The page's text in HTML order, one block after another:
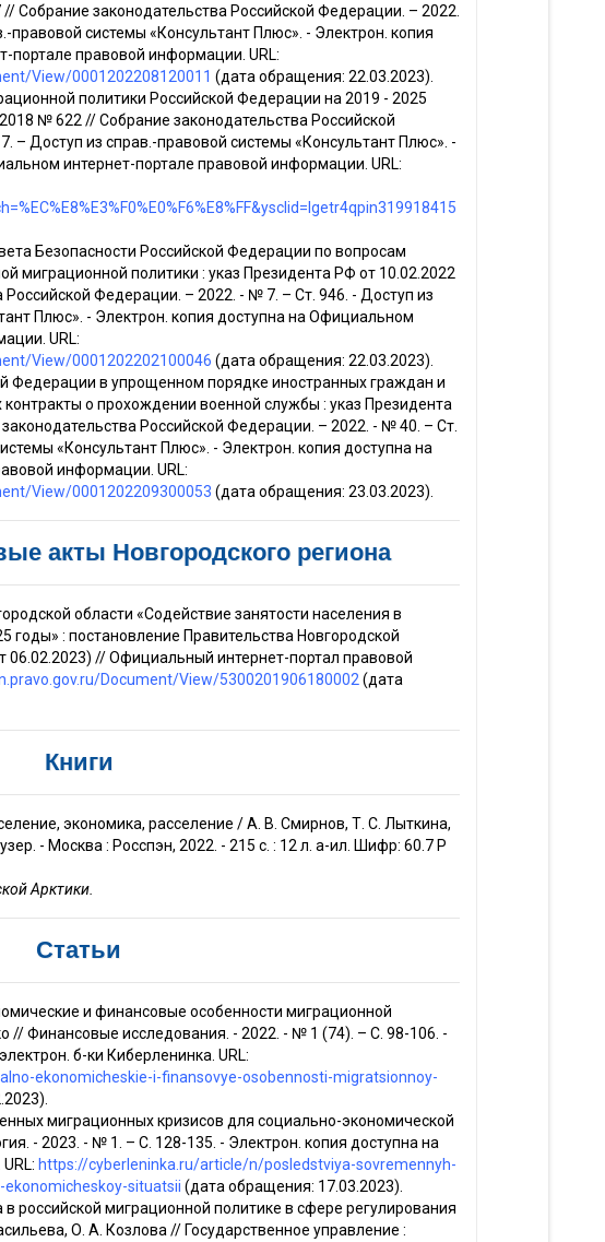
Собрание законодательства Российской Федерации. – 2022.
правовой системы «Консультант Плюс». - Электрон. копия
портале правовой информации. URL:
View/0001202208120011 (дата обращения: 22.03.2023).
политики Российской Федерации на 2019 - 2025
№ 622 // Собрание законодательства Российской
– Доступ из справ.-правовой системы «Консультант Плюс». -
интернет-портале правовой информации. URL:
Безопасности Российской Федерации по вопросам
миграционной политики : указ Президента РФ от 10.02.2022
Федерации. – 2022. - № 7. – Ст. 946. - Доступ из
Плюс». - Электрон. копия доступна на Официальном
URL:
View/0001202202100046 (дата обращения: 22.03.2023).
Федерации в упрощенном порядке иностранных граждан и
о прохождении военной службы : указ Президента
Российской Федерации. – 2022. - № 40. – Ст.
«Консультант Плюс». - Электрон. копия доступна на
информации. URL:
View/0001202209300053 (дата обращения: 23.03.2023).
акты Новгородского региона
области «Содействие занятости населения в
годы» : постановление Правительства Новгородской
06.02.2023) // Официальный интернет-портал правовой
Document/View/5300201906180002 (дата
Книги
экономика, расселение / А. В. Смирнов, Т. С. Лыткина,
- Москва : Росспэн, 2022. - 215 с. : 12 л. a-ил. Шифр: 60.7 Р
Арктики.
Статьи
и финансовые особенности миграционной
Финансовые исследования. - 2022. - № 1 (74). – С. 98-106. -
б-ки Киберленинка. URL:
ekonomicheskie-i-finansovye-osobennosti-migratsionnoy-
миграционных кризисов для социально-экономической
- 2023. - № 1. – С. 128-135. - Электрон. копия доступна на
https://cyberleninka.ru/article/n/posledstviya-sovremennyh-
situatsii (дата обращения: 17.03.2023).
российской миграционной политике в сфере регулирования
О. А. Козлова // Государственное управление :